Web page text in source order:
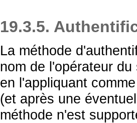
19.3.5.
La méthode
nom de l'opérateur
en l'appliquant
(et après une
méthode n'est